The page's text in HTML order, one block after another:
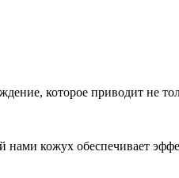
которое приводит не
нами кожух обеспечивает